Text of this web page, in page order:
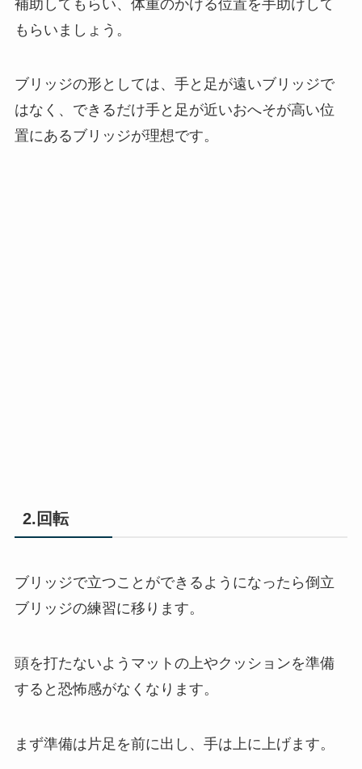
補助してもらい、体重のかける位置を手助けして
もらいましょう。
ブリッジの形としては、手と足が遠いブリッジで
はなく、できるだけ手と足が近いおへそが高い位
置にあるブリッジが理想です。
2.回転
ブリッジで立つことができるようになったら倒立
ブリッジの練習に移ります。
頭を打たないようマットの上やクッションを準備
すると恐怖感がなくなります。
まず準備は片足を前に出し、手は上に上げます。